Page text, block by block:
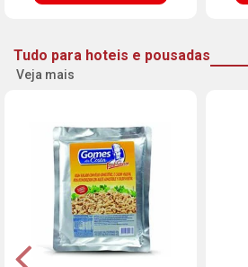
Tudo para hoteis e pousadas
Veja mais